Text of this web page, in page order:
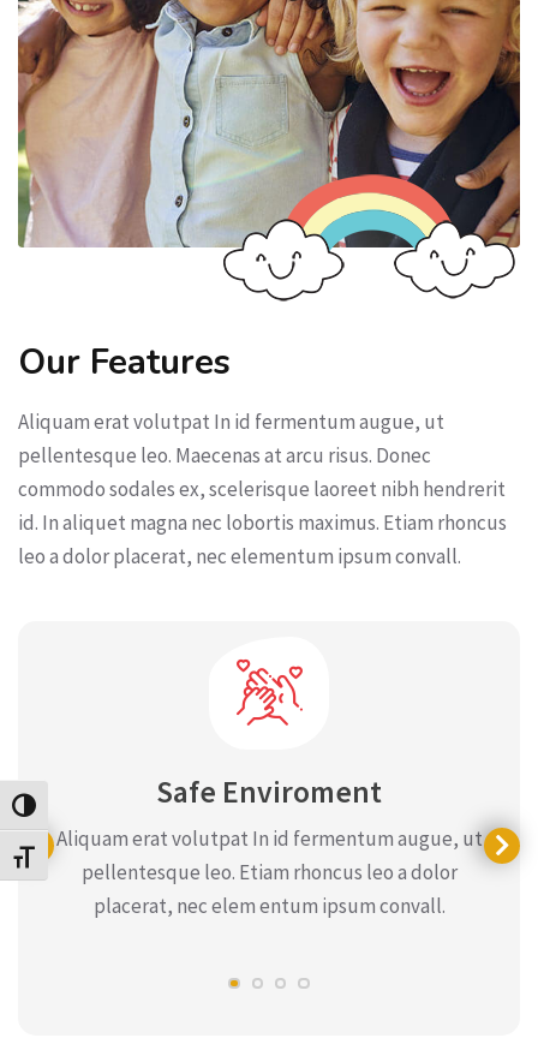
Εναλλαγή Υψηλής Αντίθεσης
Εναλλαγή Μεγέθους Γραμμάτων
Our Features
Aliquam erat volutpat In id fermentum augue, ut
pellentesque leo. Maecenas at arcu risus. Donec
commodo sodales ex, scelerisque laoreet nibh hendrerit
id. In aliquet magna nec lobortis maximus. Etiam rhoncus
leo a dolor placerat, nec elementum ipsum convall.
Safe Enviroment
Aliquam erat volutpat In id fermentum augue, ut
pellentesque leo. Etiam rhoncus leo a dolor
placerat, nec elem entum ipsum convall.